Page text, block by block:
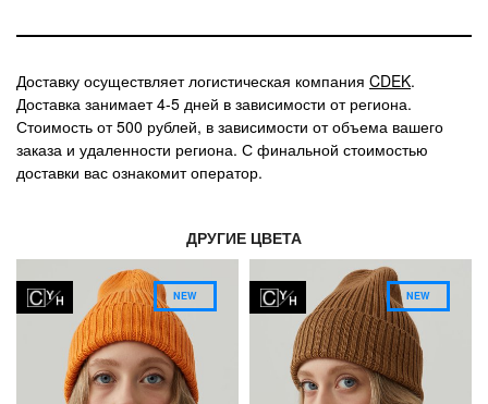
Доставку осуществляет логистическая компания CDEK.
Доставка занимает 4-5 дней в зависимости от региона.
Стоимость от 500 рублей, в зависимости от объема вашего
заказа и удаленности региона. С финальной стоимостью
доставки вас ознакомит оператор.
ДРУГИЕ ЦВЕТА
NEW NEW